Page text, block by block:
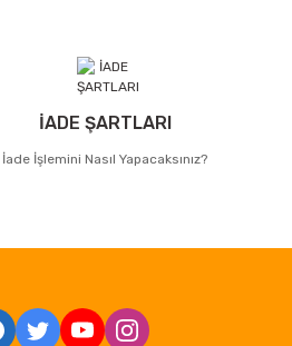
İADE ŞARTLARI
İade İşlemini Nasıl Yapacaksınız?